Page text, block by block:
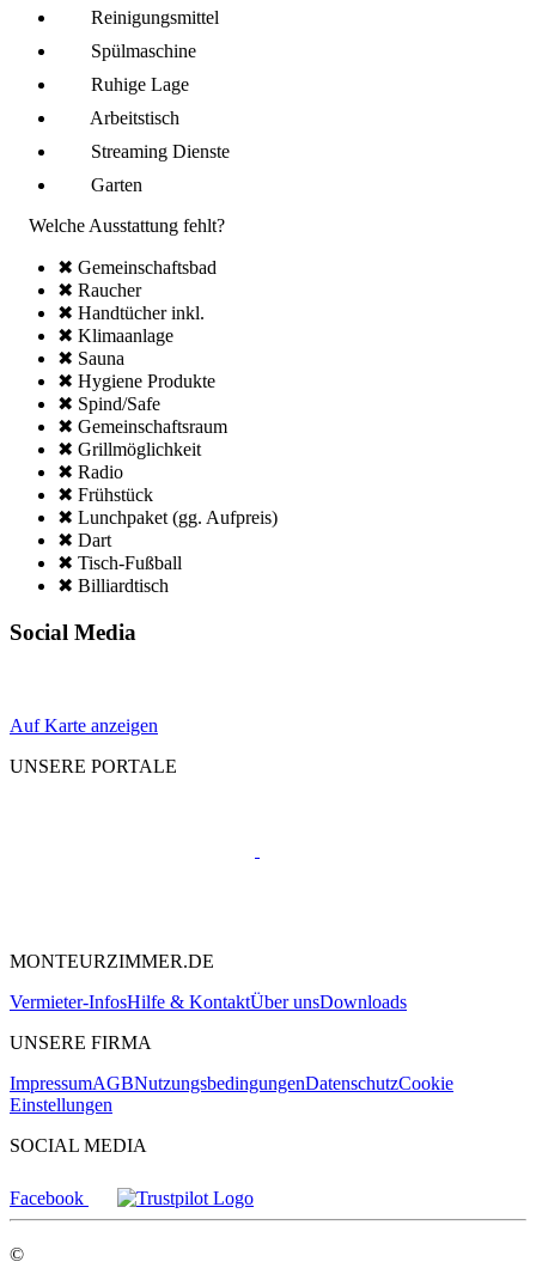
Reinigungsmittel
Spül­maschine
Ruhige Lage
Arbeitstisch
Streaming Dienste
Garten
Welche Ausstattung fehlt?
✖ Gemeinschafts­bad
✖ Raucher
✖ Handtücher inkl.
✖ Klima­anlage
✖ Sauna
✖ Hygiene Produkte
✖ Spind/Safe
✖ Gemeinschafts­raum
✖ Grillmöglich­keit
✖ Radio
✖ Frühstück
✖ Lunchpaket (gg. Aufpreis)
✖ Dart
✖ Tisch-Fußball
✖ Billiardtisch
Social Media
Auf Karte anzeigen
UNSERE PORTALE
MONTEURZIMMER.DE
Vermieter-InfosHilfe & KontaktÜber unsDownloads
UNSERE FIRMA
ImpressumAGBNutzungsbedingungenDatenschutzCookie
Einstellungen
SOCIAL MEDIA
Facebook
©